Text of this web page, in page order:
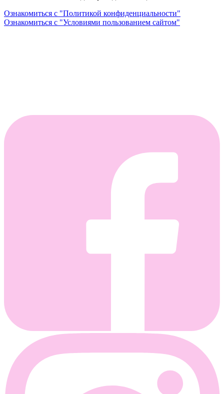
Ознакомиться с "Политикой конфиденциальности"
Ознакомиться с "Условиями пользованием сайтом"